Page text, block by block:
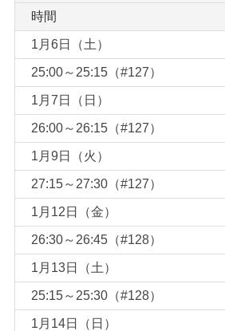
時間
1月6日（土）
25:00～25:15（#127）
1月7日（日）
26:00～26:15（#127）
1月9日（火）
27:15～27:30（#127）
1月12日（金）
26:30～26:45（#128）
1月13日（土）
25:15～25:30（#128）
1月14日（日）